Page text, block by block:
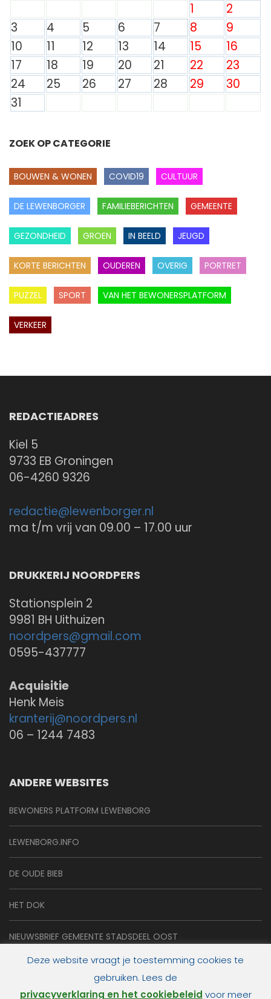
1
2
3
4 5 6 7 8
9
10
11 12 13 14 15
16
17
18 19 20 21 22
23
24
25 26 27 28 29
30
31
ZOEK OP CATEGORIE
BOUWEN & WONEN COVID19 CULTUUR
DE LEWENBORGER FAMILIEBERICHTEN GEMEENTE
GEZONDHEID GROEN IN BEELD JEUGD
KORTE BERICHTEN OUDEREN OVERIG PORTRET
PUZZEL SPORT VAN HET BEWONERSPLATFORM
VERKEER
REDACTIEADRES
Kiel 5
9733 EB Groningen
06-4260 9326
redactie@lewenborger.nl
ma t/m vrij van 09.00 – 17.00 uur
DRUKKERIJ NOORDPERS
Stationsplein 2
9981 BH Uithuizen
noordpers@gmail.com
0595-437777
Acquisitie
Henk Meis
kranterij@noordpers.nl
06 – 1244 7483
ANDERE WEBSITES
BEWONERS PLATFORM LEWENBORG
LEWENBORG.INFO
DE OUDE BIEB
HET DOK
NIEUWSBRIEF GEMEENTE STADSDEEL OOST
Deze website vraagt je toestemming cookies te
gebruiken. Lees de
privacyverklaring en het cookiebeleid voor meer